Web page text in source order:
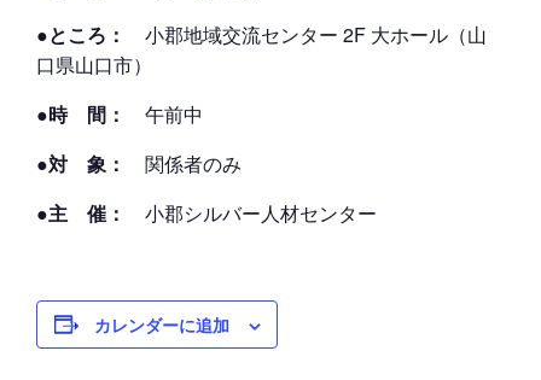
●ところ：
小郡地域交流センター 2F 大ホール（山
口県山口市）
●時 間：
午前中
●対 象：
関係者のみ
●主 催：
小郡シルバー人材センター
カレンダーに追加